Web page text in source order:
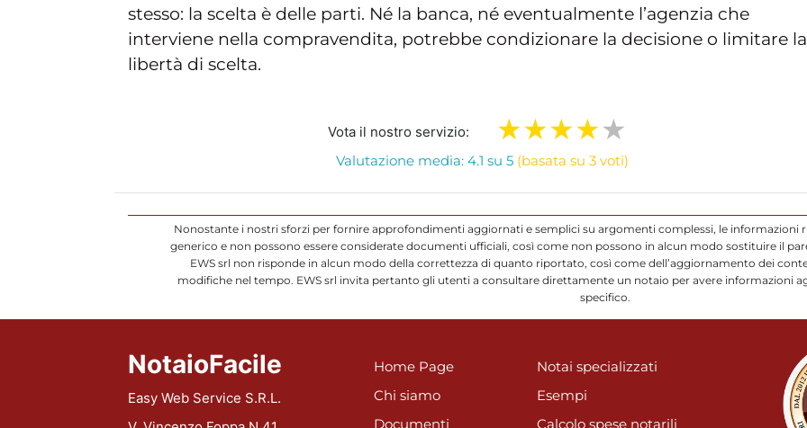
stesso: la scelta è delle parti. Né la banca, né eventualmente l’agenzia che
interviene nella compravendita, potrebbe condizionare la decisione o limitare la
libertà di scelta.
Vota il nostro servizio:
Valutazione media: 4.1 su 5 (basata su 3 voti)
Nonostante i nostri sforzi per fornire approfondimenti aggiornati e semplici su argomenti complessi, le informazioni
generico e non possono essere considerate documenti ufficiali, così come non possono in alcun modo sostituire il
EWS srl non risponde in alcun modo della correttezza di quanto riportato, così come dell’aggiornamento dei
modifiche nel tempo. EWS srl invita pertanto gli utenti a consultare direttamente un notaio per avere informazioni
specifico.
NotaioFacile
Easy Web Service S.R.L.
Home Page
Chi siamo
Documenti
Notai specializzati
Esempi
Calcolo spese notarili